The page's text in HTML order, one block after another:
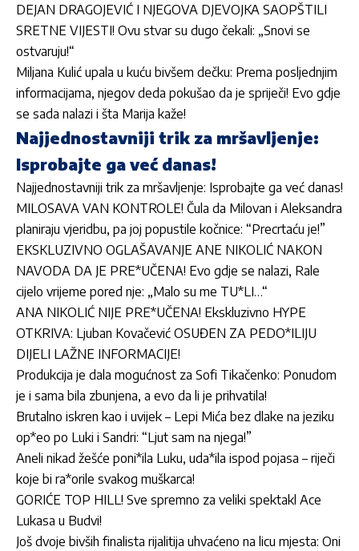
DEJAN DRAGOJEVIĆ I NJEGOVA DJEVOJKA SAOPŠTILI
SRETNE VIJESTI! Ovu stvar su dugo čekali: „Snovi se
ostvaruju!“
Miljana Kulić upala u kuću bivšem dečku: Prema posljednjim
informacijama, njegov deda pokušao da je spriječi! Evo gdje
se sada nalazi i šta Marija kaže!
Najjednostavniji trik za mršavljenje:
Isprobajte ga već danas!
Najjednostavniji trik za mršavljenje: Isprobajte ga već danas!
MILOSAVA VAN KONTROLE! Čula da Milovan i Aleksandra
planiraju vjeridbu, pa joj popustile kočnice: “Precrtaću je!”
EKSKLUZIVNO OGLAŠAVANJE ANE NIKOLIĆ NAKON
NAVODA DA JE PRE*UČENA! Evo gdje se nalazi, Rale
cijelo vrijeme pored nje: „Malo su me TU*LI…“
ANA NIKOLIĆ NIJE PRE*UČENA! Ekskluzivno HYPE
OTKRIVA: Ljuban Kovačević OSUĐEN ZA PEDO*ILIJU
DIJELI LAŽNE INFORMACIJE!
Produkcija je dala mogućnost za Sofi Tikačenko: Ponudom
je i sama bila zbunjena, a evo da li je prihvatila!
Brutalno iskren kao i uvijek – Lepi Mića bez dlake na jeziku
op*eo po Luki i Sandri: “Ljut sam na njega!”
Aneli nikad žešće poni*ila Luku, uda*ila ispod pojasa – riječi
koje bi ra*orile svakog muškarca!
GORIĆE TOP HILL! Sve spremno za veliki spektakl Ace
Lukasa u Budvi!
Još dvoje bivših finalista rijalitija uhvaćeno na licu mjesta: Oni